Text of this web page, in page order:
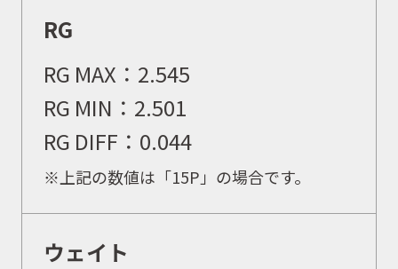
RG
RG MAX： 2.545
RG MIN： 2.501
RG DIFF： 0.044
※上記の数値は「15P」の場合です。
ウェイト